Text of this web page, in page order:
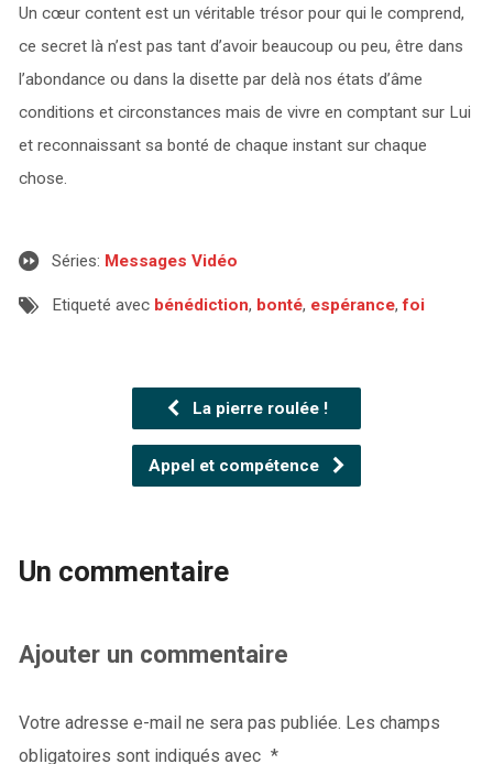
Un cœur content est un véritable trésor pour qui le comprend,
ce secret là n’est pas tant d’avoir beaucoup ou peu, être dans
l’abondance ou dans la disette par delà nos états d’âme
conditions et circonstances mais de vivre en comptant sur Lui
et reconnaissant sa bonté de chaque instant sur chaque
chose.
Séries: Messages Vidéo
Etiqueté avec bénédiction, bonté, espérance,foi
La pierre roulée !
Appel et compétence
Un commentaire
Ajouter un commentaire
Votre adresse e-mail ne sera pas publiée. Les champs
obligatoires sont indiqués avec *